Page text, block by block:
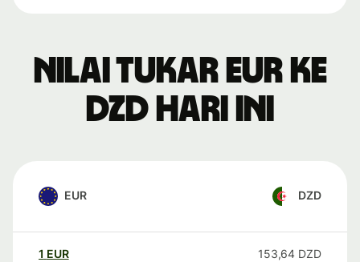
Nilai tukar EUR ke
DZD hari ini
EUR DZD
1 EUR 153,64 DZD